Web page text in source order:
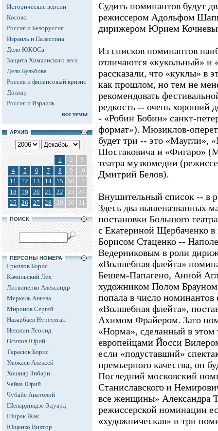
Исторические версии
Косово
Россия и Белоруссия
Израиль и Палестина
Дело ЮКОСа
Защита Химкинского леса
Дело Бульбова
Россия и финансовый кризис
Доллар
Россия и Израиль
все темы
АРХИВ
1 2
3
4
5 6 7 8 9
10
11
12 13 14 15 16
17
18
19 20 21 22 23 24
25
26 27 28 29 30 31
ПОИСК
ПЕРСОНЫ НОМЕРА
Грызлов Борис
Качиньский Лех
Литвиненко Александр
Меркель Ангела
Миронов Сергей
Назарбаев Нурсултан
Невзлин Леонид
Осипов Юрий
Тарасюк Борис
Улюкаев Алексей
Хошияр Зибари
Чайка Юрий
Чубайс Анатолий
Шеварднадзе Эдуард
Ширак Жак
Ющенко Виктор
Судить номинантов будут
режиссером Адольфом
дирижером Юрием
Из списков номинантов
отличаются «кукольный» и
рассказали, что «куклы» в
как прошлом, но тем не
рекомендовать
редкость -- очень хороший
- «Робин Бобин» санкт-
формат»). Мюзиклов-
будет три -- это «Маугли»,
Шостаковича и «Фигаро»
театра музкомедии
Дмитрий Белов).
Внушительный список -- в
Здесь два вышеназванных
постановки Большого
с Екатериной Щербаченко
Борисом Стаценко --
Ведерниковым в роли
«Волшебная флейта»
Бешем-Папагено, Анной
художником Полом
попала в число номинантов
«Волшебная флейта»,
Ахимом Фрайером. Зато
«Норма», сделанный в этом
европейцами Йосси
если «подуставший»
премьерного качества, он
Последний московский
Станиславского и
все женщины» Александра
режиссерской номинации
«художническая» и три